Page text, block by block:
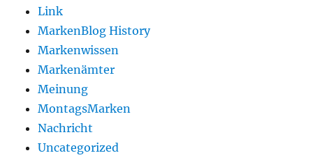
Link
MarkenBlog History
Markenwissen
Markenämter
Meinung
MontagsMarken
Nachricht
Uncategorized